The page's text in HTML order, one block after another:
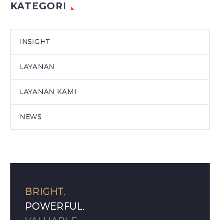
KATEGORI
INSIGHT
LAYANAN
LAYANAN KAMI
NEWS
BRIGHT,
POWERFUL,